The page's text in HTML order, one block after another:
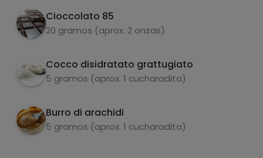
Cioccolato 85
20 gramos (aprox. 2 onzas)
Cocco disidratato grattugiato
5 gramos (aprox. 1 cucharadita)
Burro di arachidi
5 gramos (aprox. 1 cucharadita)
2 Versare uno strato di cioccolato in una teglia
per muffin, poi il burro di arachidi e il cocco.
Quindi versare nuovamente il cioccolato.
3 Congelare per 30 minuti.
carboidrati proteine